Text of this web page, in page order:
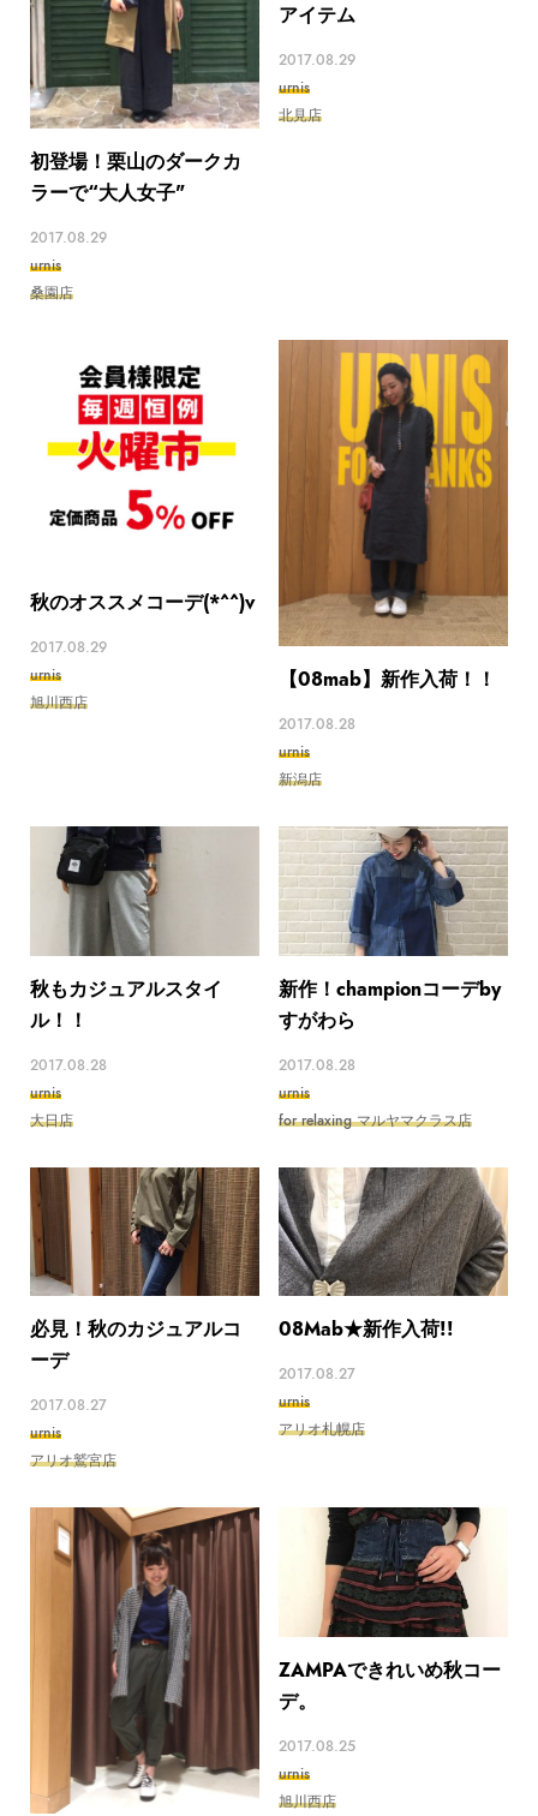
初登場！栗山のダークカ
ラーで“大人女子"
2017.08.29
urnis
桑園店
アイテム
2017.08.29
urnis
北見店
秋のオススメコーデ(*^^)v
2017.08.29
urnis
旭川西店
【08mab】新作入荷！！
2017.08.28
urnis
新潟店
秋もカジュアルスタイ
ル！！
2017.08.28
urnis
大日店
新作！championコーデby
すがわら
2017.08.28
urnis
for relaxing マルヤマクラス店
必見！秋のカジュアルコ
ーデ
2017.08.27
urnis
アリオ鷲宮店
08Mab★新作入荷!!
2017.08.27
urnis
アリオ札幌店
ZAMPAできれいめ秋コー
デ。
2017.08.25
urnis
旭川西店